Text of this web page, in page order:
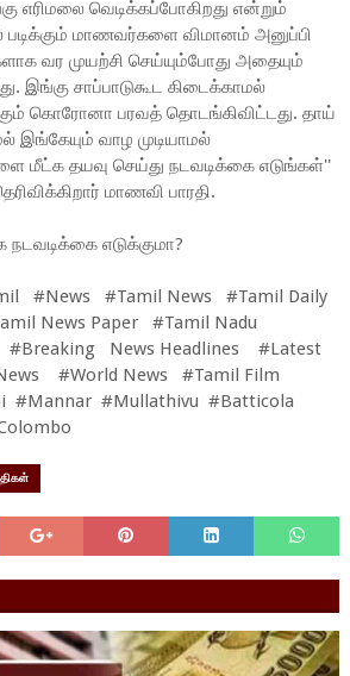
எரிமலை வெடிக்கப்போகிறது என்றும்
படிக்கும் மாணவர்களை விமானம் அனுப்பி
வர முயற்சி செய்யும்போது அதையும்
இங்கு சாப்பாடுகூட கிடைக்காமல்
கொரோனா பரவத் தொடங்கிவிட்டது. தாய்
இங்கேயும் வாழ முடியாமல்
மீட்க தயவு செய்து நடவடிக்கை எடுங்கள்''
மாணவி பாரதி.
நடவடிக்கை எடுக்குமா?
#News #Tamil News #Tamil Daily
News Paper #Tamil Nadu
#Breaking News Headlines #Latest
#World News #Tamil Film
#Mannar #Mullathivu #Batticola